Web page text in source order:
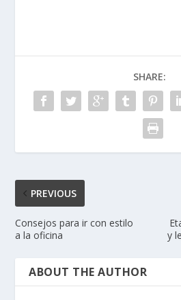
SHARE:
PREVIOUS
Consejos para ir con estilo
a la oficina
y
ABOUT THE AUTHOR